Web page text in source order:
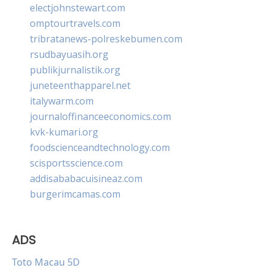
electjohnstewart.com
omptourtravels.com
tribratanews-polreskebumen.com
rsudbayuasih.org
publikjurnalistik.org
juneteenthapparel.net
italywarm.com
journaloffinanceeconomics.com
kvk-kumari.org
foodscienceandtechnology.com
scisportsscience.com
addisababacuisineaz.com
burgerimcamas.com
ADS
Toto Macau 5D